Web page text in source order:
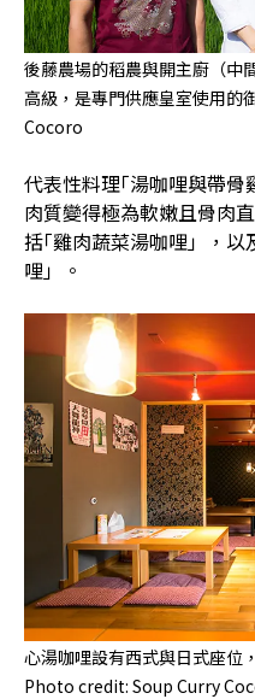
後藤農場的稻農與開主廚（中
高級，是專門供應皇室使用
Cocoro
代表性料理｢湯咖哩與帶
肉質變得極為軟嫩且骨肉
括｢雞肉蔬菜湯咖哩」，以
哩」。
心湯咖哩設有西式與日式座位
Photo credit: Soup Curry